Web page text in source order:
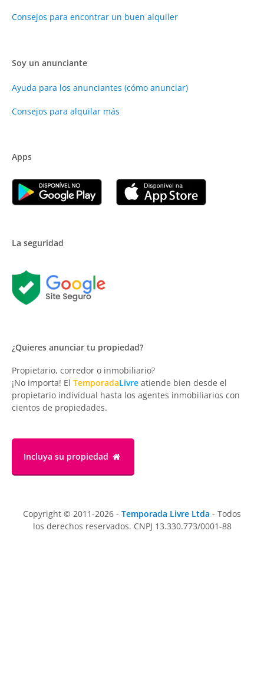
Consejos para encontrar un buen alquiler
Soy un anunciante
Ayuda para los anunciantes (cómo anunciar)
Consejos para alquilar más
Apps
La seguridad
¿Quieres anunciar tu propiedad?
Propietario, corredor o inmobiliario?
¡No importa! El TemporadaLivre atiende bien desde el
propietario individual hasta los agentes inmobiliarios con
cientos de propiedades.
Incluya su propiedad
Copyright © 2011-2026 - Temporada Livre Ltda - Todos
los derechos reservados. CNPJ 13.330.773/0001-88